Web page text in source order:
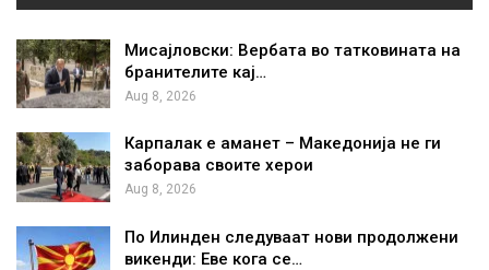
Мисајловски: Вербата во татковината на
бранителите кај…
Aug 8, 2026
Карпалак е аманет – Македонија не ги
заборава своите херои
Aug 8, 2026
По Илинден следуваат нови продолжени
викенди: Еве кога се…